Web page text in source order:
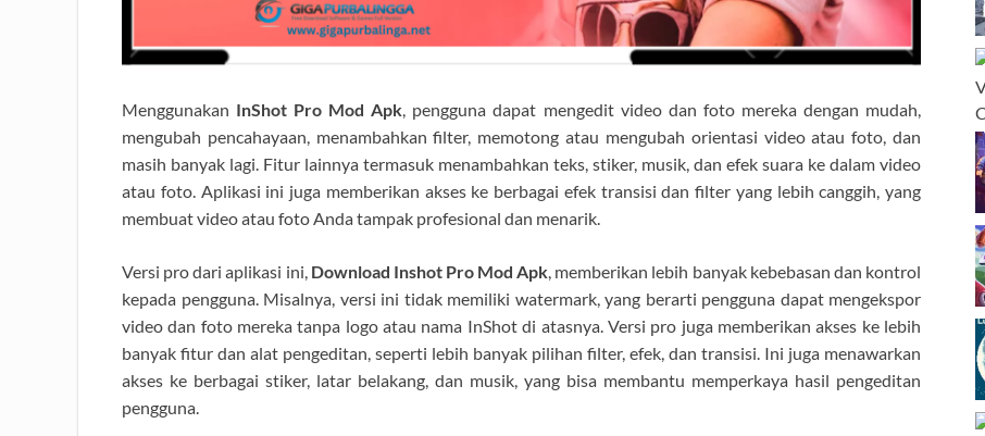
Menggunakan InShot Pro Mod Apk, pengguna dapat mengedit video dan foto mereka dengan mudah,
mengubah pencahayaan, menambahkan filter, memotong atau mengubah orientasi video atau foto, dan
masih banyak lagi. Fitur lainnya termasuk menambahkan teks, stiker, musik, dan efek suara ke dalam video
atau foto. Aplikasi ini juga memberikan akses ke berbagai efek transisi dan filter yang lebih canggih, yang
membuat video atau foto Anda tampak profesional dan menarik.
Versi pro dari aplikasi ini, Download Inshot Pro Mod Apk, memberikan lebih banyak kebebasan dan kontrol
kepada pengguna. Misalnya, versi ini tidak memiliki watermark, yang berarti pengguna dapat mengekspor
video dan foto mereka tanpa logo atau nama InShot di atasnya. Versi pro juga memberikan akses ke lebih
banyak fitur dan alat pengeditan, seperti lebih banyak pilihan filter, efek, dan transisi. Ini juga menawarkan
akses ke berbagai stiker, latar belakang, dan musik, yang bisa membantu memperkaya hasil pengeditan
pengguna.